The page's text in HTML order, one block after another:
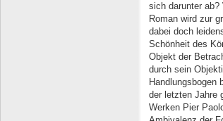
sich darunter
Roman wird zur
dabei doch
Schönheit des
Objekt der
durch sein
Handlungsbogen
der letzten Jahre
Werken Pier